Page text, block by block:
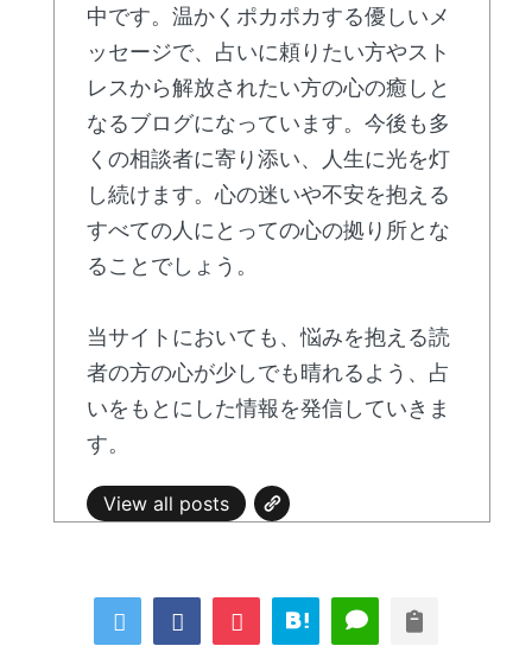
中です。温かくポカポカする優しいメ
ッセージで、占いに頼りたい方やスト
レスから解放されたい方の心の癒しと
なるブログになっています。今後も多
くの相談者に寄り添い、人生に光を灯
し続けます。心の迷いや不安を抱える
すべての人にとっての心の拠り所とな
ることでしょう。
当サイトにおいても、悩みを抱える読
者の方の心が少しでも晴れるよう、占
いをもとにした情報を発信していきま
す。
View all posts